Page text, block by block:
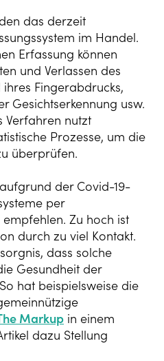
das derzeit
im Handel.
Erfassung können
und Verlassen des
Fingerabdrucks,
Gesichtserkennung usw.
Verfahren nutzt
Prozesse, um die
überprüfen.
der Covid-19-
per
Zu hoch ist
durch zu viel Kontakt.
dass solche
Gesundheit der
hat beispielsweise die
Markup in einem
dazu Stellung